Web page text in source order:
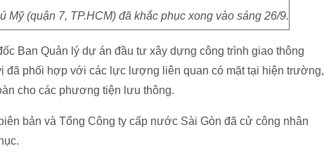
Mỹ (quận 7, TP.HCM) đã khắc phục xong vào sáng 26/9.
Ban Quản lý dự án đầu tư xây dựng công trình giao thông
đã phối hợp với các lực lượng liên quan có mặt tại hiện trường,
cho các phương tiện lưu thông.
bản và Tổng Công ty cấp nước Sài Gòn đã cử công nhân